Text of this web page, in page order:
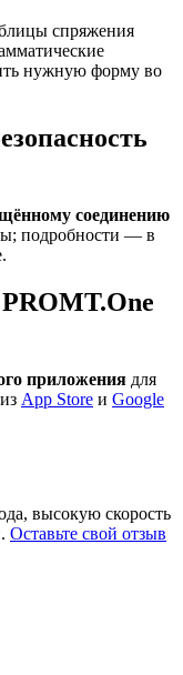
спряжения
нужную форму во
соединению
подробности — в
приложения для
App Store и Google
высокую скорость
Оставьте свой отзыв